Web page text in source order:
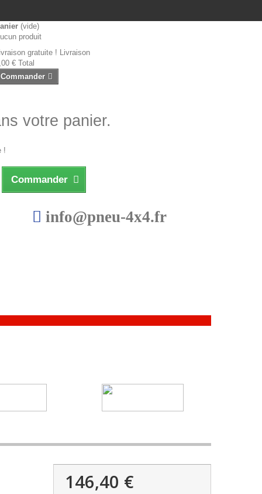
(vide)
produit
gratuite ! Livraison
€ Total
Commander
votre panier.
!
Commander
info@pneu-4x4.fr
146,40 €